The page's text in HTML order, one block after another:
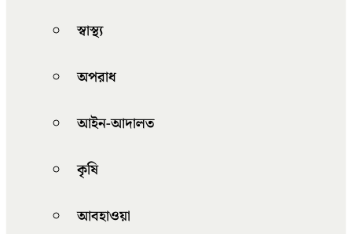
স্বাস্থ্য
অপরাধ
আইন-আদালত
কৃষি
আবহাওয়া